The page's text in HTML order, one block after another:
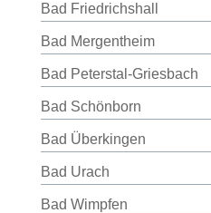
Bad Friedrichshall
Bad Mergentheim
Bad Peterstal-Griesbach
Bad Schönborn
Bad Überkingen
Bad Urach
Bad Wimpfen